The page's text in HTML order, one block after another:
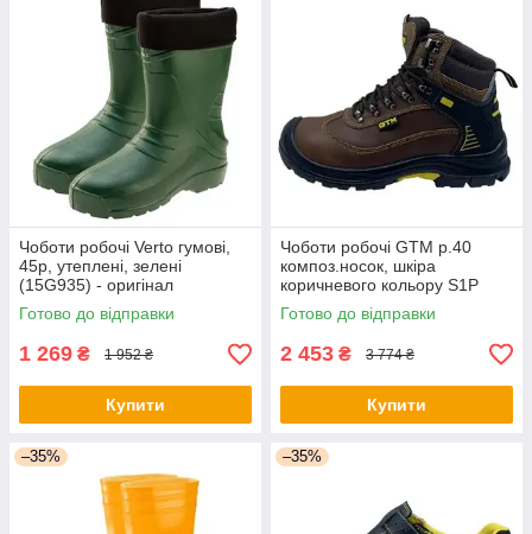
Чоботи робочі Verto гумові,
45р, утеплені, зелені
(15G935) - оригінал
Готово до відправки
1 269 ₴ 1 952 ₴
Купити
Чоботи робочі GTM р.40
композ.носок, шкіра
коричневого кольору S1P
SRC (SM-075-40) - оригінал
Готово до відправки
2 453 ₴ 3 774 ₴
Купити
–35% –35%